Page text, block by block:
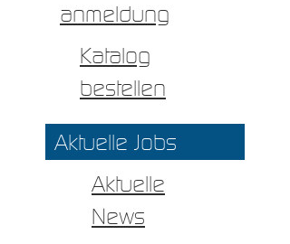
anmeldung
Katalog
bestellen
Aktuelle Jobs
Aktuelle
News